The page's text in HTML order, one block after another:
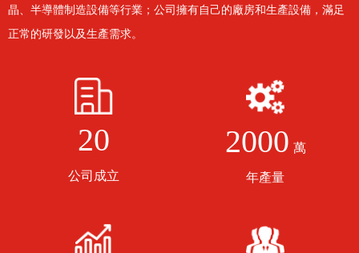
晶、半導體制造設備等行業；公司擁有自己的廠房和生產設備，滿足
正常的研發以及生產需求。
20
公司成立
2000 萬
年產量